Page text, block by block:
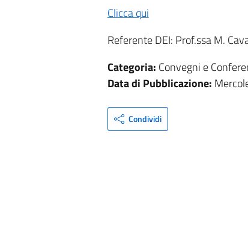
Clicca qui
Referente DEI: Prof.ssa M.
Categoria: Convegni e
Data di Pubblicazione:
Condividi